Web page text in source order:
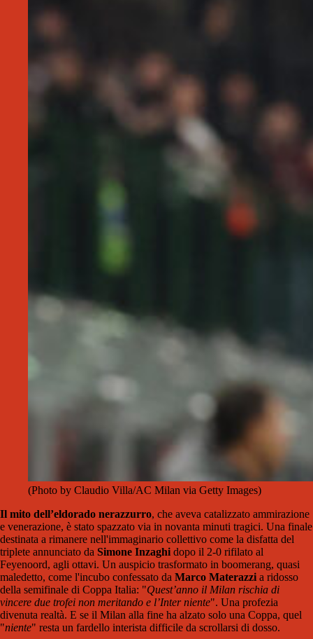
(Photo by Claudio Villa/AC Milan via Getty Images)
Il mito dell’eldorado nerazzurro, che aveva catalizzato ammirazione
e venerazione, è stato spazzato via in novanta minuti tragici. Una finale
destinata a rimanere nell'immaginario collettivo come la disfatta del
triplete annunciato da Simone Inzaghidopo il 2-0 rifilato al
Feyenoord, agli ottavi. Un auspicio trasformato in boomerang, quasi
maledetto, come l'incubo confessato da Marco Materazzia ridosso
della semifinale di Coppa Italia: "Quest’anno il Milan rischia di
vincere due trofei non meritando e l’Inter niente". Una profezia
divenuta realtà. E se il Milan alla fine ha alzato solo una Coppa, quel
"niente" resta un fardello interista difficile da scrollarsi di dosso.